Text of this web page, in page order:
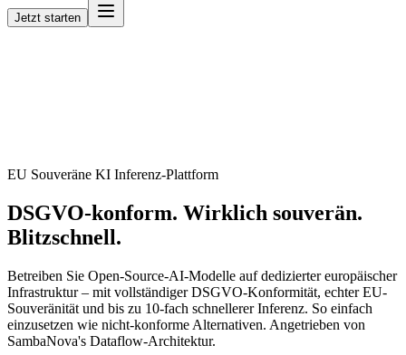
Jetzt starten
EU Souveräne KI Inferenz-Plattform
DSGVO-konform. Wirklich souverän.
Blitzschnell.
Betreiben Sie Open-Source-AI-Modelle auf dedizierter europäischer
Infrastruktur – mit vollständiger DSGVO-Konformität, echter EU-
Souveränität und bis zu 10-fach schnellerer Inferenz. So einfach
einzusetzen wie nicht-konforme Alternativen. Angetrieben von
SambaNova's Dataflow-Architektur.